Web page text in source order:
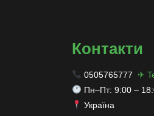
Контакти
0505765777
✈
Пн–Пт: 9:00 –
Україна